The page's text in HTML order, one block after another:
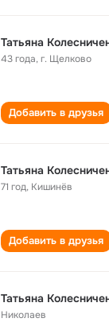
Татьяна
43 года,г. Щелково
Добавить в друзья
Татьяна
71 год, Кишинёв
Добавить в друзья
Татьяна
Николаев